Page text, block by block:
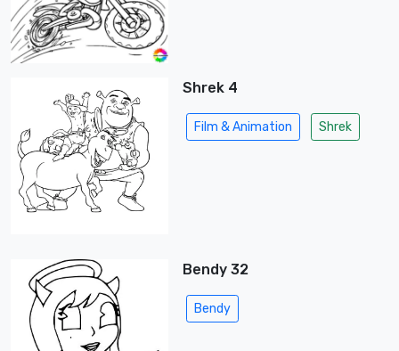
Shrek 4
Film & Animation Shrek
Bendy 32
Bendy